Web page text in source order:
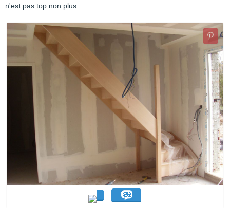
n'est pas top non plus.